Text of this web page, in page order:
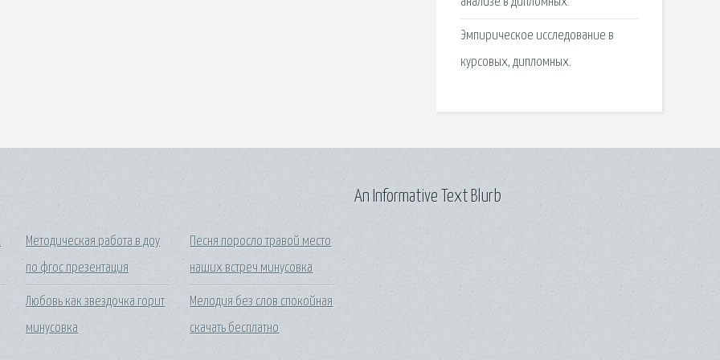
Эмпирическое исследование в
курсовых, дипломных.
Методическая работа в доу
по фгос презентация
Любовь как звездочка горит
минусовка
Песня поросло травой место
наших встреч минусовка
Мелодия без слов спокойная
скачать бесплатно
An Informative Text Blurb